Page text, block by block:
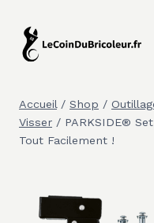
contenu
Accueil / Shop /
Visser / PARKSIDE®
Tout Facilement !